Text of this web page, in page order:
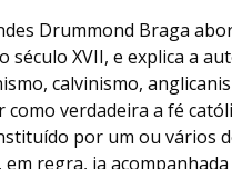
Drummond Braga
XVII, e explica a
calvinismo,
verdadeira a fé
por um ou vários
regra, ia